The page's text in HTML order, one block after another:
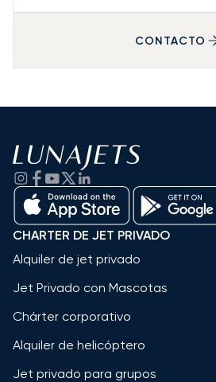
CONTACTO
CHARTER DE JET PRIVADO
Alquiler de jet privado
Jet Privado con Mascotas
Chárter corporativo
Alquiler de helicóptero
Jet privado para grupos